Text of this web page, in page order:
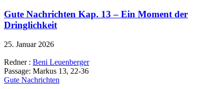
Gute Nachrichten Kap. 13 – Ein Moment der
Dringlichkeit
25. Januar 2026
Redner : Beni Leuenberger
Passage: Markus 13, 22-36
Gute Nachrichten